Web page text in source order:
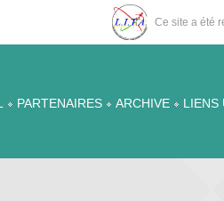
Ce site a été
PARTENAIRES ARCHIVE LIENS